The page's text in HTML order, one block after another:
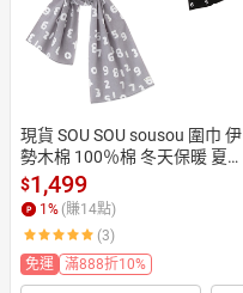
日本購物
現貨 SOU SOU sousou 圍巾 伊
勢木棉 100％棉 冬天保暖 夏天
冷氣房 日本製 預購代購
$1,499
1 % (賺14點)
(3)
免運
滿888折10%